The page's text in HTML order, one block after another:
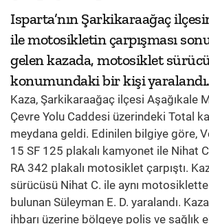
Isparta’nın Şarkikaraağaç
ile motosikletin çarpışması
gelen kazada, motosiklet
konumundaki bir kişi yaralandı.
Kaza, Şarkikaraağaç ilçesi Aşağıkale
Çevre Yolu Caddesi üzerindeki Total
meydana geldi. Edinilen bilgiye göre,
15 SF 125 plakalı kamyonet ile Nihat
RA 342 plakalı motosiklet çarpıştı.
sürücüsü Nihat C. ile aynı
bulunan Süleyman E. D. yaralandı.
ihbarı üzerine bölgeye polis ve sağlık